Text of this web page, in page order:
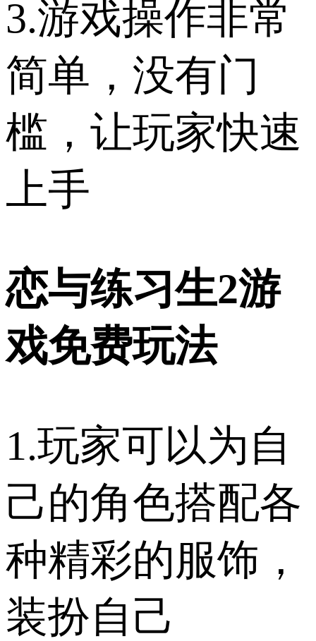
3.游戏操作非常
简单，没有门
槛，让玩家快速
上手
恋与练习生2游
戏免费玩法
1.玩家可以为自
己的角色搭配各
种精彩的服饰，
装扮自己